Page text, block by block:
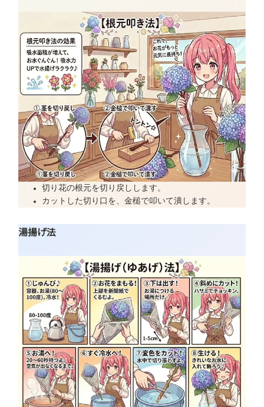
切り花の根元を切り戻しします。
カットした切り口を、金槌で叩いて潰します。
湯揚げ法